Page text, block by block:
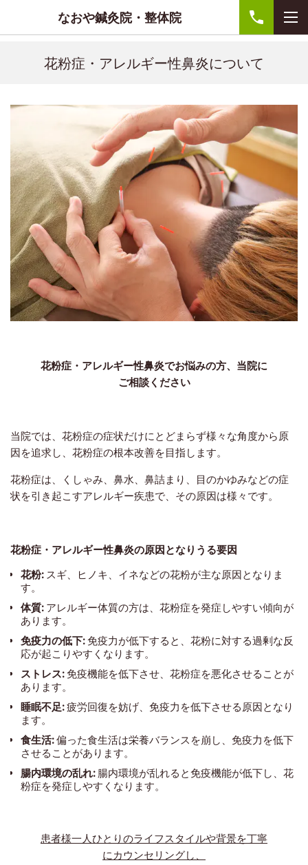
なおや鍼灸院・整体院
花粉症・アレルギー性鼻炎について
花粉症・アレルギー性鼻炎でお悩みの方、当院に
ご相談ください
当院では、花粉症の症状だけにとどまらず様々な角度から原
因を追求し、花粉症の根本改善を目指します。
花粉症は、くしゃみ、鼻水、鼻詰まり、目のかゆみなどの症
状を引き起こすアレルギー疾患で、その原因は様々です。
花粉症・アレルギー性鼻炎の原因となりうる要因
花粉: スギ、ヒノキ、イネなどの花粉が主な原因となりま
す。
体質: アレルギー体質の方は、花粉症を発症しやすい傾向が
あります。
免疫力の低下:免疫力が低下すると、花粉に対する過剰な反
応が起こりやすくなります。
ストレス:免疫機能を低下させ、花粉症を悪化させることが
あります。
睡眠不足:疲労回復を妨げ、免疫力を低下させる原因となり
ます。
食生活:偏った食生活は栄養バランスを崩し、免疫力を低下
させることがあります。
腸内環境の乱れ: 腸内環境が乱れると免疫機能が低下し、花
粉症を発症しやすくなります。
患者様一人ひとりのライフスタイルや背景を丁寧
にカウンセリングし、